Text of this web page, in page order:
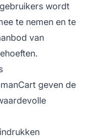
wordt
te nemen en te
van
geven de